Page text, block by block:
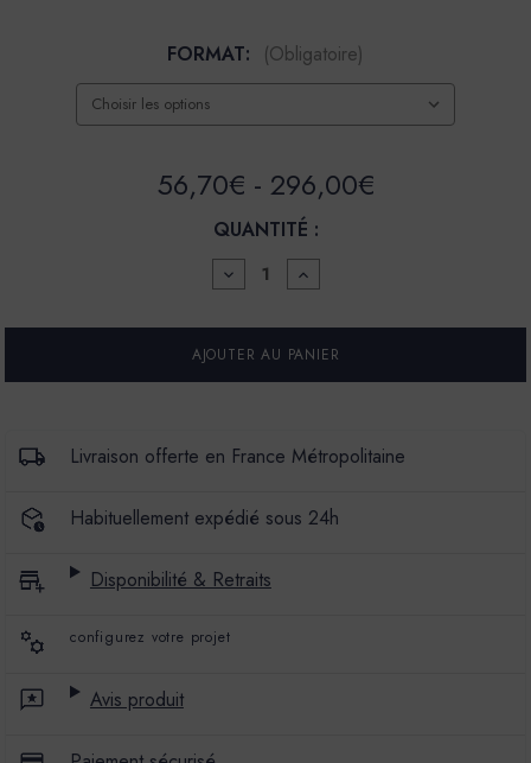
FORMAT: (Obligatoire)
56,70€ - 296,00€
QUANTITÉ :
DIMINUER
LA
POUR
PEINTURE
LA
MAT
VELOURS
ÉCUME
AUGMENTER
LA
POUR
PEINTURE
LA
MAT
VELOURS
ÉCUME
Livraison offerte en France Métropolitaine
Habituellement expédié sous 24h
Disponibilité & Retraits
configurez votre projet
Avis produit